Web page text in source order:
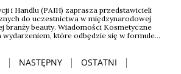
i Handlu (PAIH) zaprasza przedstawicieli
do uczestnictwa w międzynarodowej
branży beauty. Wiadomości Kosmetyczne
wydarzeniem, które odbędzie się w formule
NASTĘPNY OSTATNI